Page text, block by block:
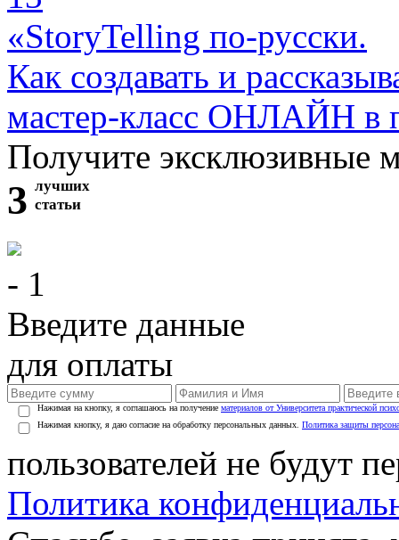
«StoryTelling по-русски.
Как создавать и
мастер-класс ОНЛАЙН в
Получите эксклюзивные
3 лучших
статьи
- 1
Введите данные
для оплаты
Нажимая на кнопку, я соглашаюсь на получение материалов от Университета практической
Нажимая кнопку, я даю согласие на обработку персональных данных. Политика защиты
пользователей не будут
Политика